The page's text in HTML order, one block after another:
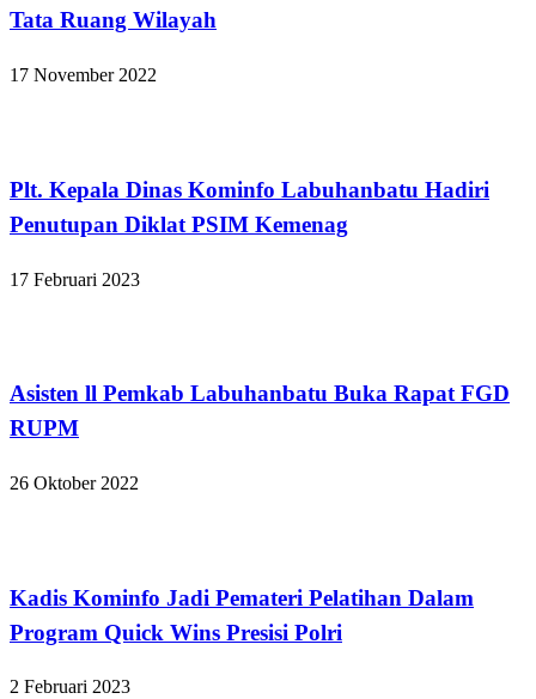
Tata Ruang Wilayah
17 November 2022
Plt. Kepala Dinas Kominfo Labuhanbatu Hadiri
Penutupan Diklat PSIM Kemenag
17 Februari 2023
Asisten ll Pemkab Labuhanbatu Buka Rapat FGD
RUPM
26 Oktober 2022
Kadis Kominfo Jadi Pemateri Pelatihan Dalam
Program Quick Wins Presisi Polri
2 Februari 2023